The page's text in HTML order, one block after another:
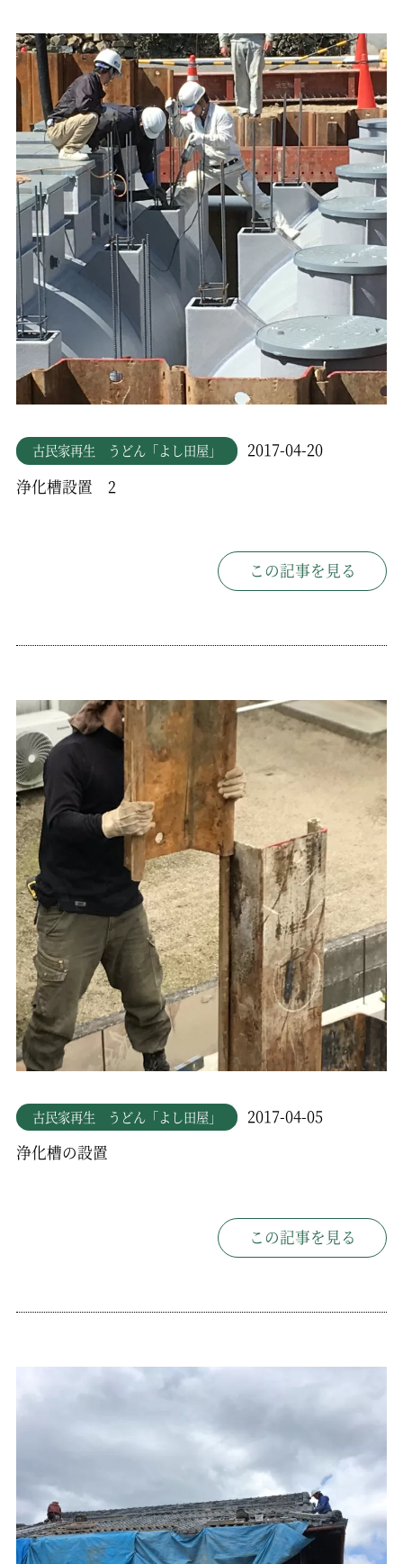
古民家再生 うどん「よし田屋」
2017-04-20
浄化槽設置 2
この記事を見る
古民家再生 うどん「よし田屋」
2017-04-05
浄化槽の設置
この記事を見る